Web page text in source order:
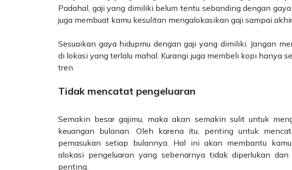
Padahal, gaji yang dimiliki belum tentu sebanding dengan
juga membuat kamu kesulitan mengalokasikan gaji sampai
Sesuaikan gaya hidupmu dengan gaji yang dimiliki. Jangan
di lokasi yang terlalu mahal. Kurangi juga membeli kopi hanya
tren.
Tidak mencatat pengeluaran
Semakin besar gajimu, maka akan semakin sulit untuk
keuangan bulanan. Oleh karena itu, penting untuk
pemasukan setiap bulannya. Hal ini akan membantu
alokasi pengeluaran yang sebenarnya tidak diperlukan
penting.